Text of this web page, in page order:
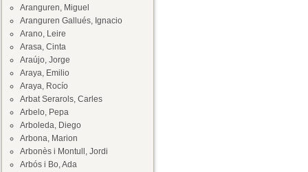
Aranguren, Miguel
Aranguren Gallués, Ignacio
Arano, Leire
Arasa, Cinta
Araújo, Jorge
Araya, Emilio
Araya, Rocío
Arbat Serarols, Carles
Arbelo, Pepa
Arboleda, Diego
Arbona, Marion
Arbonès i Montull, Jordi
Arbós i Bo, Ada